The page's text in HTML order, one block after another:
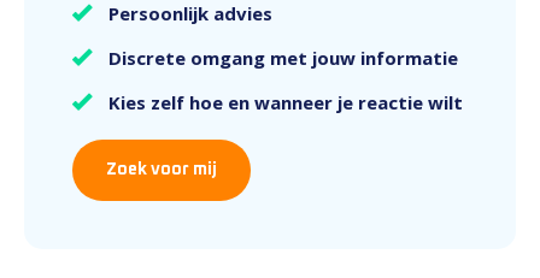
Persoonlijk advies
Discrete omgang met jouw informatie
Kies zelf hoe en wanneer je reactie wilt
Zoek voor mij